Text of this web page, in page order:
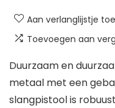
Aan verlanglijstje
Toevoegen aan
Duurzaam en
metaal met een
slangpistool is